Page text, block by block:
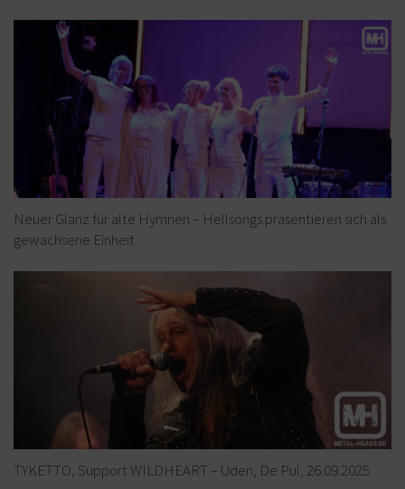
Neuer Glanz für alte Hymnen – Hellsongs präsentieren sich als
gewachsene Einheit
TYKETTO, Support WILDHEART – Uden, De Pul, 26.09.2025